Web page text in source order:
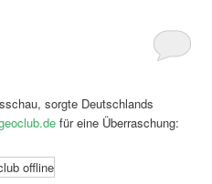
sorgte Deutschlands
für eine Überraschung: